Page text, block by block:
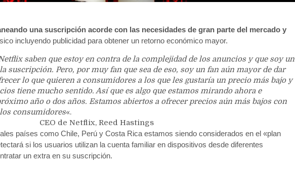
una suscripción acorde con las necesidades de gran parte del mercado y
incluyendo publicidad para obtener un retorno económico mayor.
saben que estoy en contra de la complejidad de los anuncios y que soy un
suscripción. Pero, por muy fan que sea de eso, soy un fan aún mayor de dar
lo que quieren a consumidores a los que les gustaría un precio más bajo y
tiene mucho sentido. Así que es algo que estamos mirando ahora e
año o dos años. Estamos abiertos a ofrecer precios aún más bajos con
consumidores«.
CEO de Netflix, Reed Hastings
países como Chile, Perú y Costa Rica estamos siendo considerados en el «plan
si los usuarios utilizan la cuenta familiar en dispositivos desde diferentes
un extra en su suscripción.